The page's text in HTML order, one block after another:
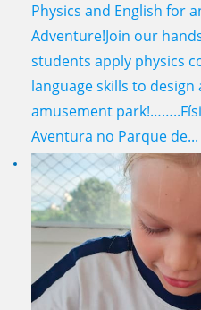
Physics and English for
Adventure!Join our
students apply physics
language skills to
amusement
Aventura no Parque de...